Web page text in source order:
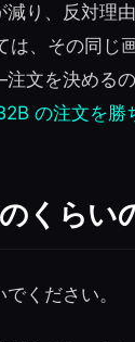
り、反対理
、その同じ
文を決める
の注文を勝
くらい
ください。